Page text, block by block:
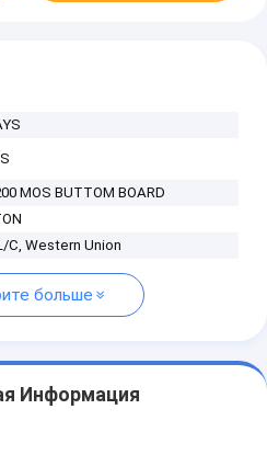
MOS BUTTOM BOARD
C, Western Union
больше
Информация